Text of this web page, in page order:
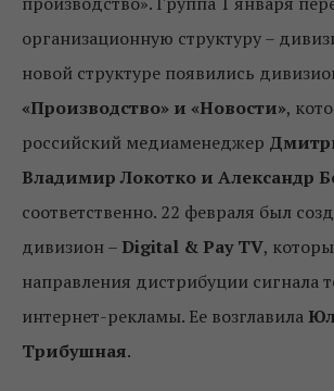
организационную структуру –
новой структуре появились
«Производство» и «Новости»,
российский медиаменеджер
Владимир Локотко и Александр
соответственно. 22 февраля был
дивизион – Digital & Pay TV,
направления дистрибуции сигнала
интернет-рекламы. Ее возглавила
Трибушная.